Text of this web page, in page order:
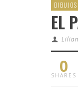
EL
0
SHARES